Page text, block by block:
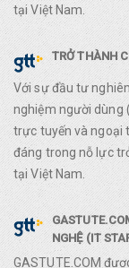
tại Việt Nam.
TRỞ THÀNH
Với sự đầu tư
nghiệm người dùng
trực tuyến và ngoại
đáng trong nỗ lực
tại Việt Nam.
NGHỆ (IT
GASTUTE.COM